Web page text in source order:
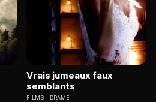
Vrais jumeaux faux
semblants
FILMS DRAME